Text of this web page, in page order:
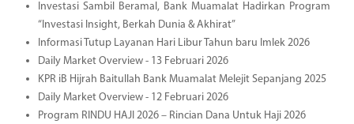
Investasi Sambil Beramal, Bank Muamalat Hadirkan Program
“Investasi Insight, Berkah Dunia & Akhirat”
Informasi Tutup Layanan Hari Libur Tahun baru Imlek 2026
Daily Market Overview - 13 Februari 2026
KPR iB Hijrah Baitullah Bank Muamalat Melejit Sepanjang 2025
Daily Market Overview - 12 Februari 2026
Program RINDU HAJI 2026 – Rincian Dana Untuk Haji 2026